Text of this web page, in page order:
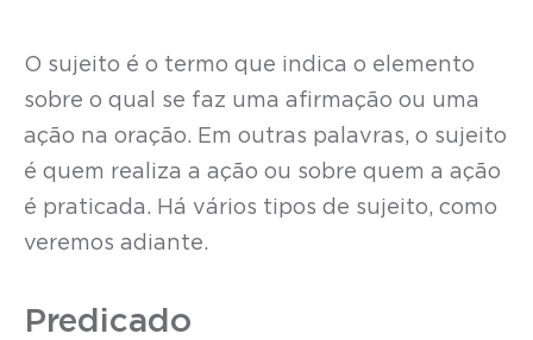
O sujeito é o termo que indica o elemento
sobre o qual se faz uma afirmação ou uma
ação na oração. Em outras palavras, o sujeito
é quem realiza a ação ou sobre quem a ação
é praticada. Há vários tipos de sujeito, como
veremos adiante.
Predicado